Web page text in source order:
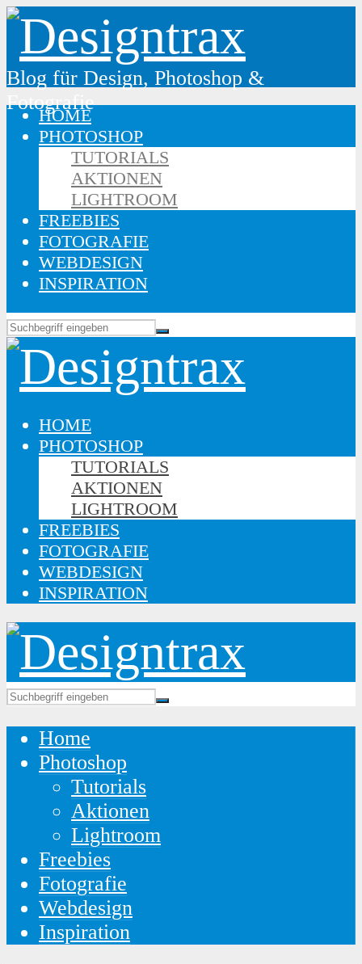
Blog für Design, Photoshop &
Fotografie
HOME
PHOTOSHOP
TUTORIALS
AKTIONEN
LIGHTROOM
FREEBIES
FOTOGRAFIE
WEBDESIGN
INSPIRATION
HOME
PHOTOSHOP
TUTORIALS
AKTIONEN
LIGHTROOM
FREEBIES
FOTOGRAFIE
WEBDESIGN
INSPIRATION
Home
Photoshop
Tutorials
Aktionen
Lightroom
Freebies
Fotografie
Webdesign
Inspiration